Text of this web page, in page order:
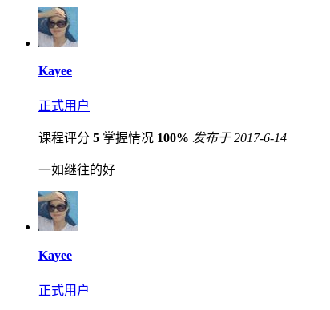
Kayee
正式用户
课程评分 5 掌握情况 100% 发布于 2017-6-14
一如继往的好
Kayee
正式用户